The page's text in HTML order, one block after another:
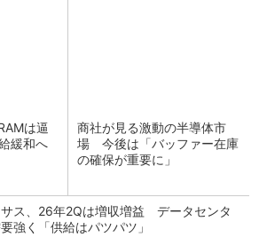
は逼
緩和へ
商社が見る激動の半導体市
場 今後は「バッファー在庫
の確保が重要に」
サス、26年2Qは増収増益 データセンタ
強く「供給はパツパツ」